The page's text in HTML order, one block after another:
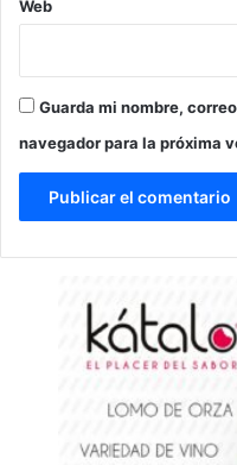
Web
Guarda mi nombre,
navegador para la próxima